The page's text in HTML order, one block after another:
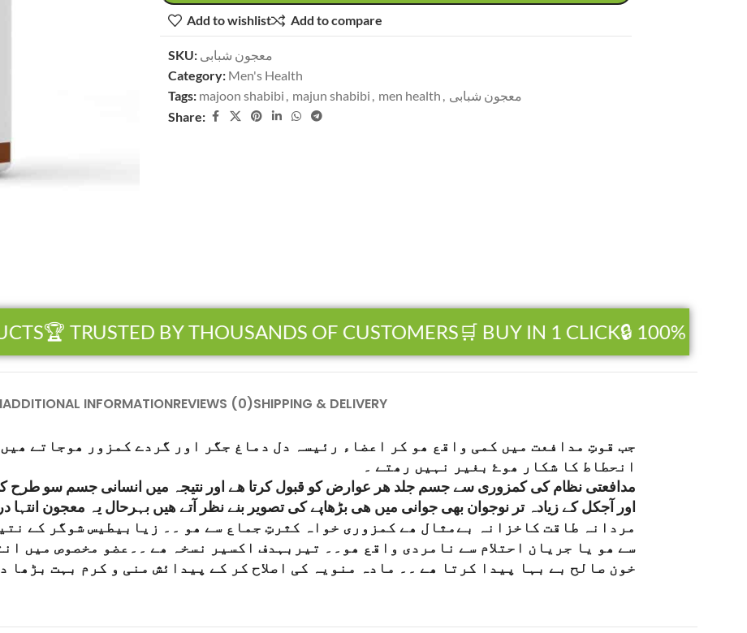
Add to wishlist Add to compare
SKU: معجون شبابی
Category: Men's Health
Tags: majoon shabibi , majun shabibi , men health , معجون شبابی
Share:
🏆 TRUSTED BY THOUSANDS OF CUSTOMERS🛒 BUY IN 1 CLICK🔒 100%
ADDITIONAL INFORMATIONREVIEWS (0)SHIPPING & DELIVERY
جب قوتِ مدافعت میں کمی واقع ھو کر اعضاء رئیسہ دل دماغ جگر اور گردے کمزور ھوجاتے
انحطاط کا شکار ھوۓ بغیر نہیں رھتے ۔
مدافعتی نظام کی کمزوری سے جسم جلد ھر عوارض کو قبول کرتا ھے اور نتیجہ میں انسانی جسم سو طرح
اور آجکل کے زیادہ تر نوجوان بھی جوانی میں ھی بڑھاپے کی تصویر بنے نظر آتے ھیں بہرحال یہ معجون
مردانہ طاقت کاخزانہ بےمثال ھے کمزوری خواہ کثرتِ جماع سے ھو ۔۔ زیابیطیس شوگر کے
سے ھو یا جریان احتلام سے نامردی واقع ھو۔۔ تیربہدف اکسیر نسخہ ھے ۔۔عضو مخصوص میں
خون صالح بے بہا پیدا کرتا ھے ۔۔ مادہ منویہ کی اصلاح کر کے پیدائش منی و کرم بہت بڑھا